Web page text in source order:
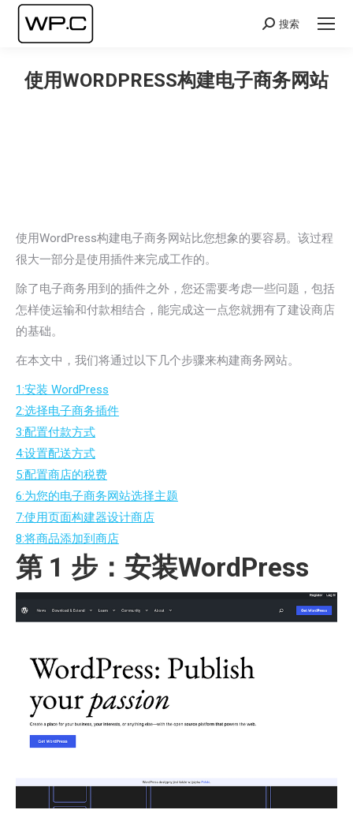
Search:
搜索
使用WORDPRESS构建电子商务网站
使用WordPress构建电子商务网站比您想象的要容易。该过程
很大一部分是使用插件来完成工作的。
除了电子商务用到的插件之外，您还需要考虑一些问题，包括
怎样使运输和付款相结合，能完成这一点您就拥有了建设商店
的基础。
在本文中，我们将通过以下几个步骤来构建商务网站。
1:安装 WordPress
2:选择电子商务插件
3:配置付款方式
4:设置配送方式
5:配置商店的税费
6:为您的电子商务网站选择主题
7:使用页面构建器设计商店
8:将商品添加到商店
第 1 步：安装WordPress